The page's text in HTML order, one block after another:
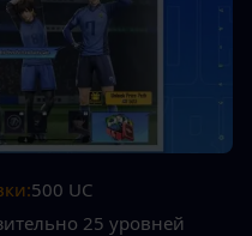
500 UC
25 уровней